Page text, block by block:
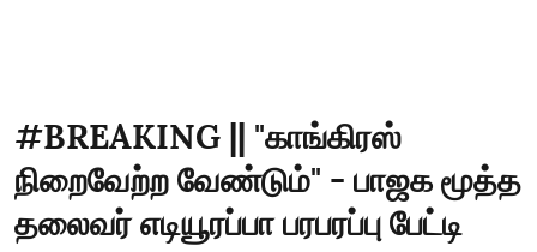
#BREAKING || "காங்கிரஸ்
நிறைவேற்ற வேண்டும்" - பாஜக மூத்த
தலைவர் எடியூரப்பா பரபரப்பு பேட்டி